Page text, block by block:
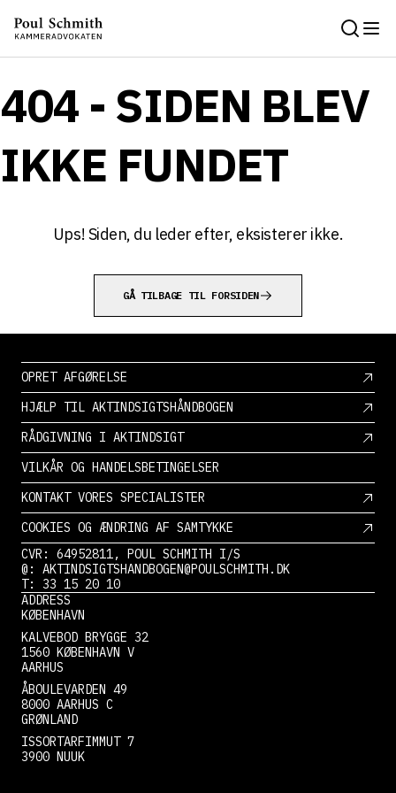
404 - SIDEN BLEV
IKKE FUNDET
Ups! Siden, du leder efter, eksisterer ikke.
GÅ TILBAGE TIL FORSIDEN
OPRET AFGØRELSE
HJÆLP TIL AKTINDSIGTSHÅNDBOGEN
RÅDGIVNING I AKTINDSIGT
VILKÅR OG HANDELSBETINGELSER
KONTAKT VORES SPECIALISTER
COOKIES OG ÆNDRING AF SAMTYKKE
CVR: 64952811, POUL SCHMITH I/S
@: AKTINDSIGTSHANDBOGEN@POULSCHMITH.DK
T: 33 15 20 10
ADDRESS
KØBENHAVN
KALVEBOD BRYGGE 32
1560 KØBENHAVN V
AARHUS
ÅBOULEVARDEN 49
8000 AARHUS C
GRØNLAND
ISSORTARFIMMUT 7
3900 NUUK